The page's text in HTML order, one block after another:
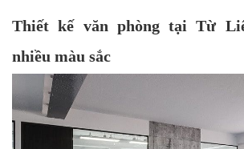
Thiết kế văn phòng tại Từ
nhiều màu sắc